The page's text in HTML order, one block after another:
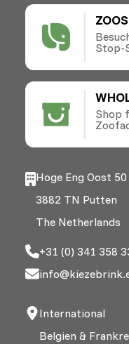
Stop-
Shop
Hoge Eng Oost 50
3882 TN Putten
The Netherlands
+31 (0) 341 358
International
Belgien &